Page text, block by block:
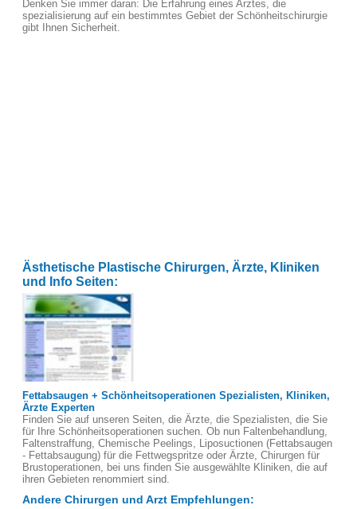
Denken Sie immer daran: Die Erfahrung eines Arztes, die
spezialisierung auf ein bestimmtes Gebiet der Schönheitschirurgie
gibt Ihnen Sicherheit.
Ästhetische Plastische Chirurgen, Ärzte, Kliniken
und Info Seiten:
Fettabsaugen + Schönheitsoperationen Spezialisten, Kliniken,
Ärzte Experten
Finden Sie auf unseren Seiten, die Ärzte, die Spezialisten, die Sie
für Ihre Schönheitsoperationen suchen. Ob nun Faltenbehandlung,
Faltenstraffung, Chemische Peelings, Liposuctionen (Fettabsaugen
- Fettabsaugung) für die Fettwegspritze oder Ärzte, Chirurgen für
Brustoperationen, bei uns finden Sie ausgewählte Kliniken, die auf
ihren Gebieten renommiert sind.
Andere Chirurgen und Arzt Empfehlungen: